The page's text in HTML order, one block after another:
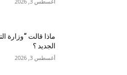
ماذا قالت “وزارة
الجديد ؟
أغسطس 3, 2026